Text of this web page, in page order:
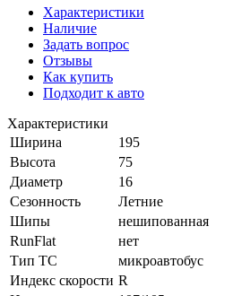
Характеристики
Наличие
Задать вопрос
Отзывы
Как купить
Подходит к авто
Характеристики
Ширина
195
Высота
75
Диаметр
16
Сезонность
Летние
Шипы
нешипованная
RunFlat
нет
Тип ТС
микроавтобус
Индекс скорости R